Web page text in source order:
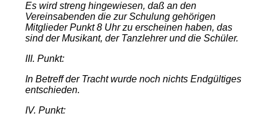
Es wird streng hingewiesen, daß an den
Vereinsabenden die zur Schulung gehörigen
Mitglieder Punkt 8 Uhr zu erscheinen haben, das
sind der Musikant, der Tanzlehrer und die Schüler.
III. Punkt:
In Betreff der Tracht wurde noch nichts Endgültiges
entschieden.
IV. Punkt: